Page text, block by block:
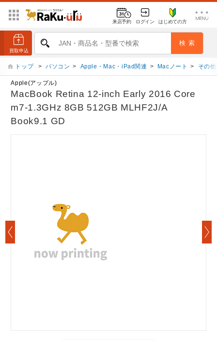
来店予約 ログイン はじめての方
トップ > パソコン > Apple・Mac・iPad関連 > Macノート > その他
Apple(アップル)
MacBook Retina 12-inch Early 2016 Core
m7-1.3GHz 8GB 512GB MLHF2J/A
Book9.1 GD